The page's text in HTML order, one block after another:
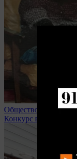
Общество
Конкурс в липецкие